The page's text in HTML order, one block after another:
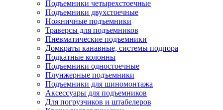
Подъемники четырехстоечные
Подъемники двухстоечные
Ножничные подъемники
Траверсы для подъемников
Пневматические подъемники
Домкраты канавные, системы подпора
Подкатные колонны
Подъемники одностоечные
Плунжерные подъемники
Подъемники для шиномонтажа
Аксессуары для подъемников
Для погрузчиков и штабелеров